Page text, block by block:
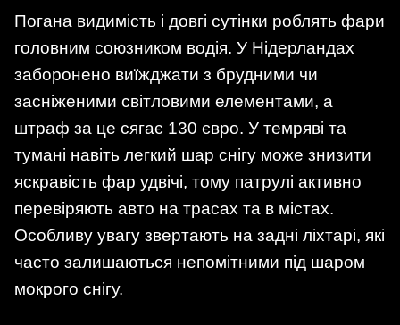
Погана видимість і довгі сутінки роблять фари
головним союзником водія. У Нідерландах
заборонено виїжджати з брудними чи
засніженими світловими елементами, а
штраф за це сягає 130 євро. У темряві та
тумані навіть легкий шар снігу може знизити
яскравість фар удвічі, тому патрулі активно
перевіряють авто на трасах та в містах.
Особливу увагу звертають на задні ліхтарі, які
часто залишаються непомітними під шаром
мокрого снігу.